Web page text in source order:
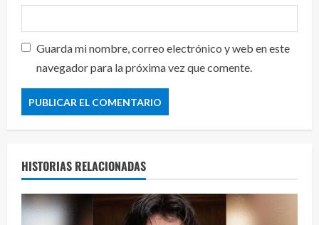
Guarda mi nombre, correo electrónico y web en este
navegador para la próxima vez que comente.
HISTORIAS RELACIONADAS